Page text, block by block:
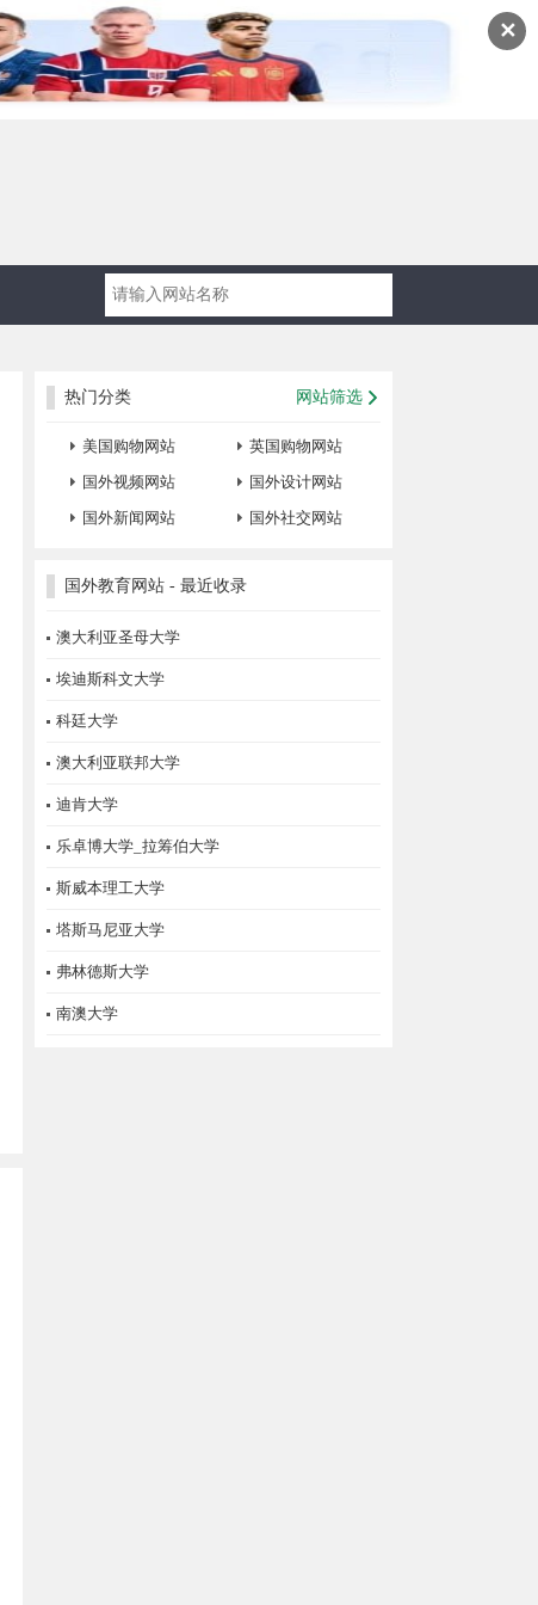
✕
热门分类 网站筛选
美国购物网站
英国购物网站
国外视频网站
国外设计网站
国外新闻网站
国外社交网站
国外教育网站 - 最近收录
澳大利亚圣母大学
埃迪斯科文大学
科廷大学
澳大利亚联邦大学
迪肯大学
乐卓博大学_拉筹伯大学
斯威本理工大学
塔斯马尼亚大学
弗林德斯大学
南澳大学